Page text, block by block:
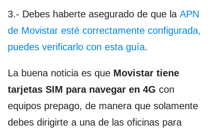
3.- Debes haberte asegurado de que la APN
de Movistar esté correctamente configurada,
puedes verificarlo con esta guía.
La buena noticia es que Movistar tiene
tarjetas SIM para navegar en 4G con
equipos prepago, de manera que solamente
debes dirigirte a una de las oficinas para